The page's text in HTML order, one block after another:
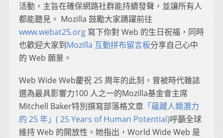
活動，主旨在確保網路社群能持續發聲，並讓所有人
都能聽見。 Mozilla 鼓勵大家踴躍前往
www.webat25.org 寫下你對 Web 的生日祝福，同時
也歡迎大家到Mozilla 互動拼布留言板分享自己心中
的 Web 願景。
Web Wide Web慶祝 25 周年的此刻，曾被時代雜誌
選為最具影響力100 人之一的Mozilla基金會主席
Mitchell Baker特別撰寫部落格文章 「蘊藏人類潛力
的 25 年」( 25 Years of Human Potential)呼籲全球
維持 Web 的開放性。她指出，World Wide Web 是